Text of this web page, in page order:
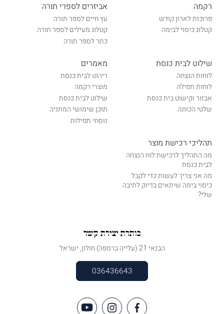
רקמה
פרוכות לארון קודש
קטלוג כיסוי לבימה
אביזרים לספרי תורה
עץ חיים לספר תורה
קטלוג מעילים לספר תורה
כתר לספר תורה
שילוט לבית כנסת
לוחות הנצחה
לוחות תפילה
אבזור וקישוט בית כנסת
שלטי הכוונה
מאמרים
ריהוט לבית כנסת
מוצרי רקמה
שילוט לבית כנסת
תוכן שימושי המתניה
נוסחי תפילות
תהליכי רכישת מוצר
מה התהליך לרכישת לוח הנצחה
לבית כנסת
מה אני צריך לעשות כדי לקבל
כיסוי בימה שיתאים בדיוק לתיבה
שלי?
כותרת יצירת קשר
הבנאי 21 (עלייה ברמפה) חולון, ישראל
036436643